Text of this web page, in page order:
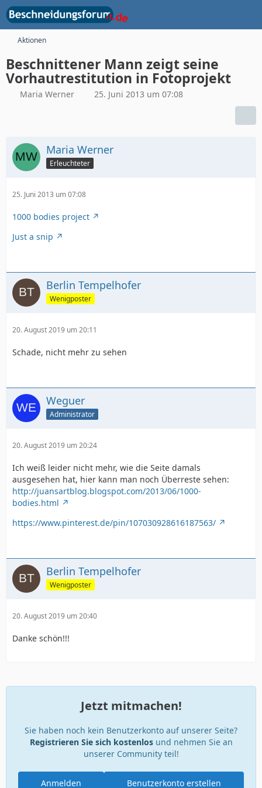
Aktionen
Beschnittener Mann zeigt seine
Vorhautrestitution in Fotoprojekt
Maria Werner 25. Juni 2013 um 07:08
Maria Werner
Erleuchteter
25. Juni 2013 um 07:08
1000 bodies project
Just a snip
Berlin Tempelhofer
Wenigposter
20. August 2019 um 20:11
Schade, nicht mehr zu sehen
Weguer
Administrator
20. August 2019 um 20:24
Ich weiß leider nicht mehr, wie die Seite damals
ausgesehen hat, hier kann man noch Überreste sehen:
http://juansartblog.blogspot.com/2013/06/1000-
bodies.html
https://www.pinterest.de/pin/107030928616187563/
Berlin Tempelhofer
Wenigposter
20. August 2019 um 20:40
Danke schön!!!
Jetzt mitmachen!
Sie haben noch kein Benutzerkonto auf unserer Seite?
Registrieren Sie sich kostenlosund nehmen Sie an
unserer Community teil!
Benutzerkonto erstellen
Anmelden